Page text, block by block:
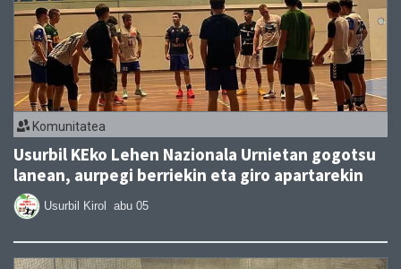
Komunitatea
Usurbil KEko Lehen Nazionala Urnietan gogotsu
lanean, aurpegi berriekin eta giro apartarekin
Usurbil Kirol abu 05